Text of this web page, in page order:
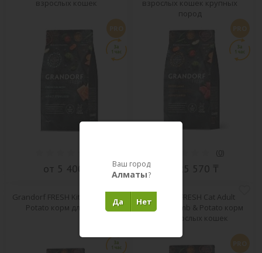
взрослых кошек
от 5 400 ₸
взрослых кошек крупных
пород
(0)
от 25 570 ₸
Grandorf FRESH Kitten Lamb &
Potato корм для котят
Grandorf FRESH Cat Adult
Sterilized Lamb & Potato корм
для взрослых кошек
Ваш город
Алматы?
Нет
Да